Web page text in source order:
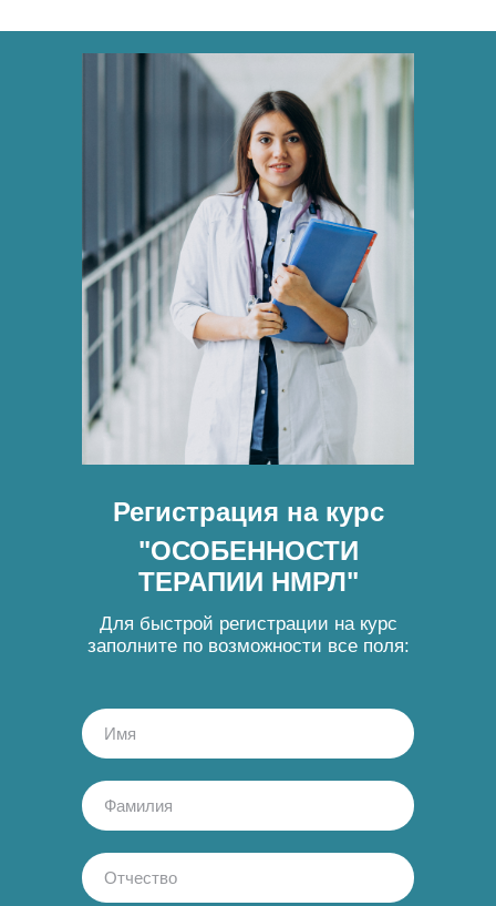
Регистрация на курс
"ОСОБЕННОСТИ
ТЕРАПИИ НМРЛ"
Для быстрой регистрации на курс
заполните по возможности все поля: